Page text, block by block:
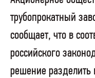
трубопрокатный
сообщает, что в
российского
решение разделить